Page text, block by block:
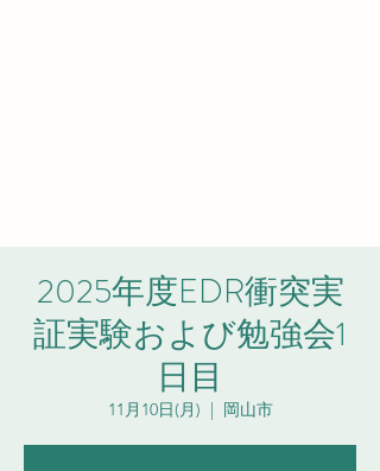
2025年度EDR衝突実
証実験および勉強会1
日目
11月10日(月)
  |
岡山市